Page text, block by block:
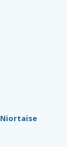
Niortaise